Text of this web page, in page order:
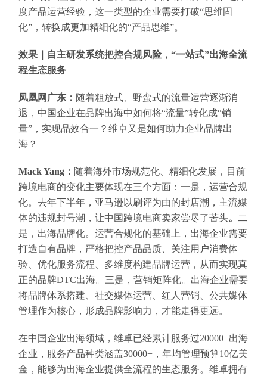
度产品运营经验，这一类型的企业需要打破“思维固
化”，转换成更加精细化的“产品思维”。
效果｜自主研发系统把控合规风险，“一站式”出海全流
程生态服务
凤凰网广东： 随着粗放式、野蛮式的流量运营逐渐消
退，中国企业在品牌出海中如何将“流量”转化成“销
量”，实现品效合一？维卓又是如何助力企业品牌出
海？
Mack Yang： 随着海外市场规范化、精细化发展，目前
跨境电商的变化主要体现在三个方面：一是，运营合规
化。去年下半年，亚马逊以刷评为由的封店潮，主流媒
体的违规封号潮，让中国跨境电商卖家尝尽了苦头。 二
是，出海品牌化。运营合规化的基础上，出海企业需要
打造自有品牌，严格把控产品品质、关注用户消费体
验、优化服务流程、多维度构建品牌运营，从而实现真
正的品牌DTC出海。三是，营销矩阵化。出海企业需要
将品牌体系搭建、社交媒体运营、红人营销、公共媒体
管理作为核心，形成品牌影响力，才能走得更远。
在中国企业出海领域，维卓已经累计服务过20000+出海
企业，服务产品种类涵盖30000+，年均管理预算10亿美
金，能够为出海企业提供全流程的生态服务。维卓拥有